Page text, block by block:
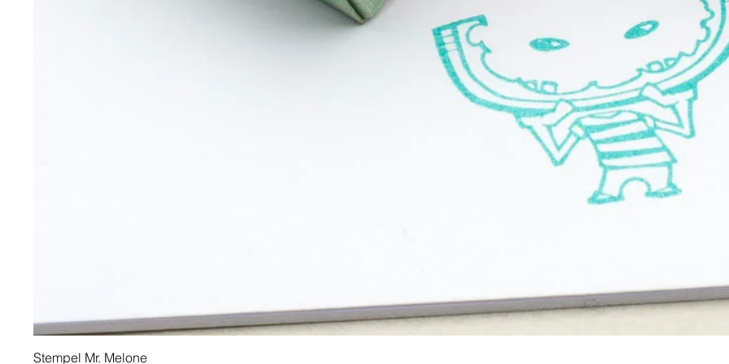
Stempel Mr. Melone